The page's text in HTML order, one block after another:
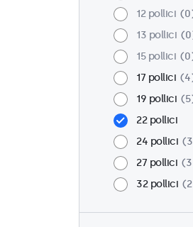
12 pollici
0
13 pollici
0
15 pollici
0
17 pollici
4
19 pollici
5
22 pollici
24 pollici
3
27 pollici
3
32 pollici
2